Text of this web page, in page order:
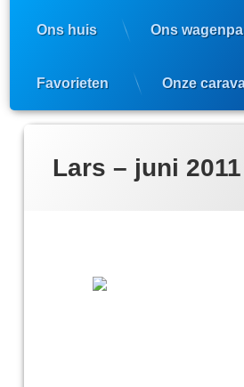
Ons huis Ons
Favorieten Onze
Lars – juni 2011